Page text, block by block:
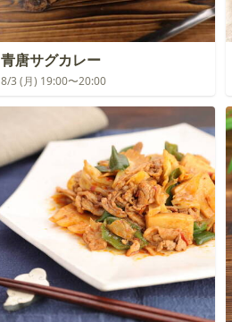
青唐サグカレー
8/3 (月) 19:00〜20:00